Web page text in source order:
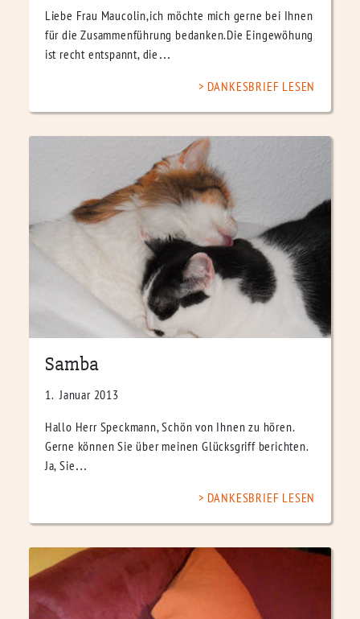
Liebe Frau Maucolin,ich möchte mich gerne bei Ihnen
für die Zusammenführung bedanken.Die Eingewöhung
ist recht entspannt, die…
DANKESBRIEF LESEN
Samba
1. Januar 2013
Hallo Herr Speckmann, Schön von Ihnen zu hören.
Gerne können Sie über meinen Glücksgriff berichten.
Ja, Sie…
DANKESBRIEF LESEN